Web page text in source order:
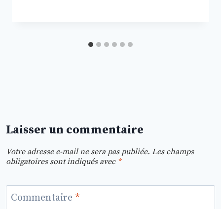
Laisser un commentaire
Votre adresse e-mail ne sera pas publiée. Les champs
obligatoires sont indiqués avec *
Commentaire *